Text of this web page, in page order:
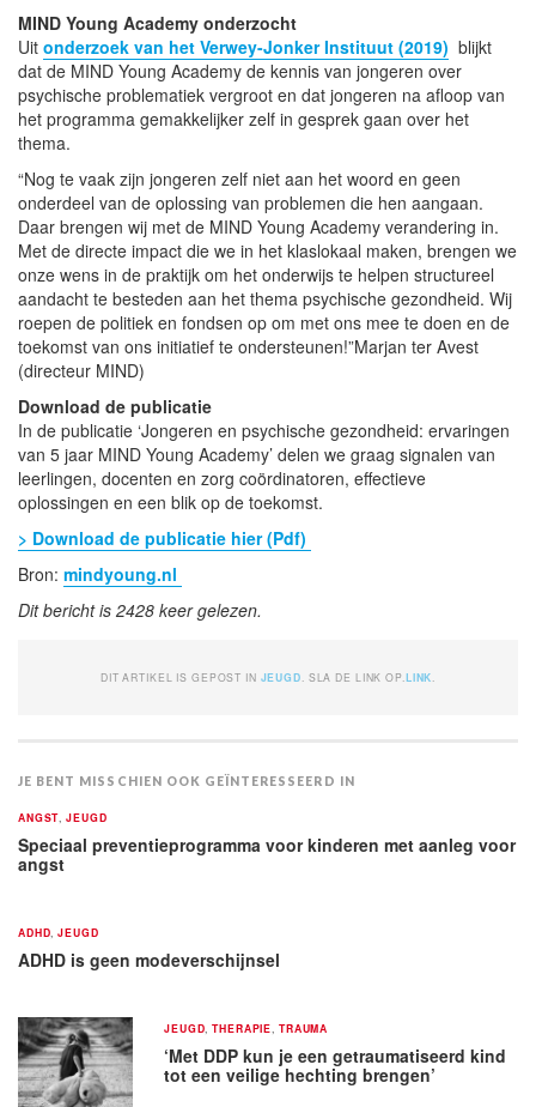
MIND Young Academy onderzocht
Uit onderzoek van het Verwey-Jonker Instituut (2019) blijkt
dat de MIND Young Academy de kennis van jongeren over
psychische problematiek vergroot en dat jongeren na afloop van
het programma gemakkelijker zelf in gesprek gaan over het
thema.
“Nog te vaak zijn jongeren zelf niet aan het woord en geen
onderdeel van de oplossing van problemen die hen aangaan.
Daar brengen wij met de MIND Young Academy verandering in.
Met de directe impact die we in het klaslokaal maken, brengen we
onze wens in de praktijk om het onderwijs te helpen structureel
aandacht te besteden aan het thema psychische gezondheid. Wij
roepen de politiek en fondsen op om met ons mee te doen en de
toekomst van ons initiatief te ondersteunen!”Marjan ter Avest
(directeur MIND)
Download de publicatie
In de publicatie ‘Jongeren en psychische gezondheid: ervaringen
van 5 jaar MIND Young Academy’ delen we graag signalen van
leerlingen, docenten en zorg coördinatoren, effectieve
oplossingen en een blik op de toekomst.
> Download de publicatie hier (Pdf)
Bron: mindyoung.nl
Dit bericht is 2428 keer gelezen.
DIT ARTIKEL IS GEPOST IN JEUGD . SLA DE LINK OP. LINK
JE BENT MISSCHIEN OOK GEÏNTERESSEERD IN
ANGST ,JEUGD
Speciaal preventieprogramma voor kinderen met aanleg voor
angst
ADHD ,JEUGD
ADHD is geen modeverschijnsel
JEUGD ,THERAPIE TRAUMA
‘Met DDP kun je een getraumatiseerd kind
tot een veilige hechting brengen’